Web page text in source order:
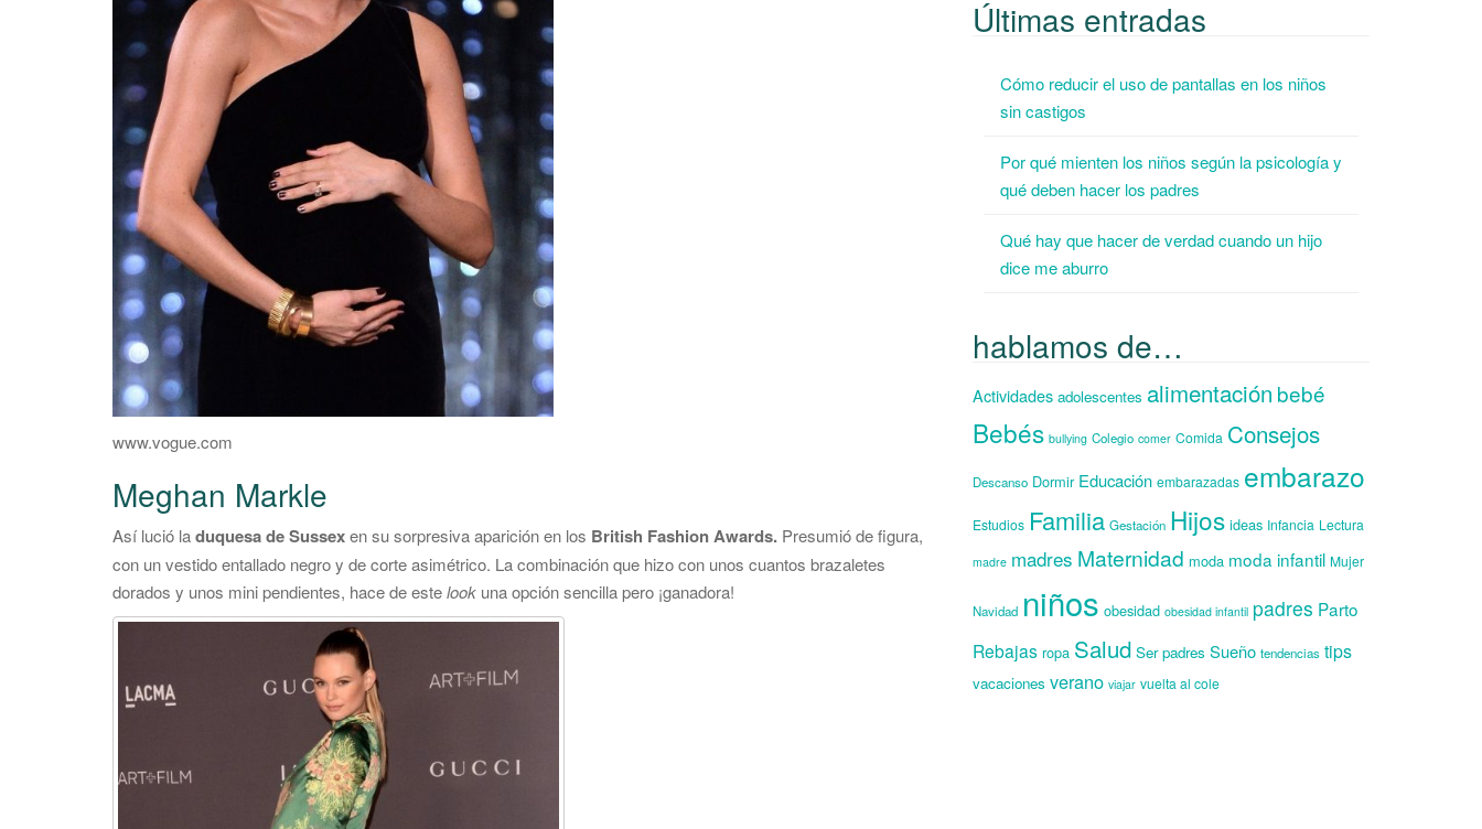
www.vogue.com
Meghan Markle
Así lució laduquesa de Sussexen su sorpresiva aparición en los British Fashion Awards. Presumió de figura,
con un vestido entallado negro y de corte asimétrico. La combinación que hizo con unos cuantos brazaletes
dorados y unos mini pendientes, hace de estelook una opción sencilla pero ¡ganadora!
Últimas entradas
Cómo reducir el uso de pantallas en los niños
sin castigos
Por qué mienten los niños según la psicología y
qué deben hacer los padres
Qué hay que hacer de verdad cuando un hijo
dice me aburro
hablamos de…
Actividades adolescentes alimentación bebé
Bebés bullying Colegio comer Comida Consejos
Descanso Dormir Educación embarazadas embarazo
Estudios Familia Gestación Hijos ideas Infancia Lectura
madre madres Maternidad moda moda infantil Mujer
Navidad niños obesidad obesidad infantil padres Parto
Rebajas ropa Salud Ser padres Sueño tendencias tips
vacaciones verano viajar vuelta al cole